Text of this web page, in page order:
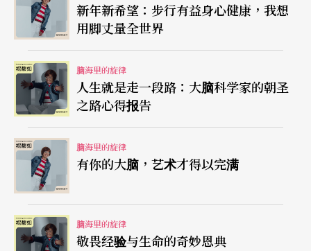
角不断错过，观众就备感揪心，因为我们和这些角
色一样，曾经经历初恋的甜蜜与苦楚，进入故事的
同时，大脑便开始释放催产素，认同感愈高，所分
泌的催产素也愈多；我们不只是观赏纯爱影集（或
庞德电影），而是经验了以自身呼应的过程；就最
深沉的生理层面而言，这代表著我们设身处地，产
生共感。在史前时代，这种团结的情感是很重要
的，它让我们辨识敌人与朋友，远离会攻击、抢食
的对立方，并且学会要协助一起生存的部落成员，
因为共好有助生存。
新年新希望：步行有益身心健康，我想
用脚丈量全世界
脑海里的旋律
人生就是走一段路：大脑科学家的朝圣
之路心得报告
脑海里的旋律
有你的大脑，艺术才得以完满
脑海里的旋律
敬畏经验与生命的奇妙恩典